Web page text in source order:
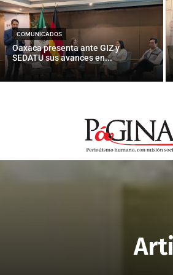
COMUNICADOS
Oaxaca presenta ante GIZ y
SEDATU sus avances en...